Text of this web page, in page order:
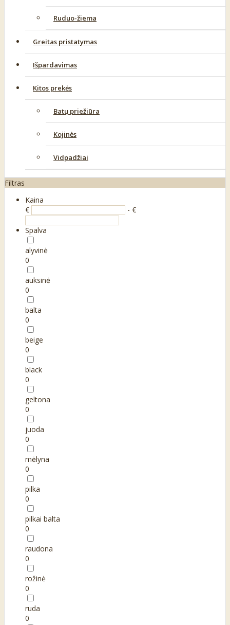
Ruduo-žiema
Greitas pristatymas
Išpardavimas
Kitos prekės
Batų priežiūra
Kojinės
Vidpadžiai
Filtras
Kaina
€
- €
Spalva
alyvinė
0
auksinė
0
balta
0
beige
0
black
0
geltona
0
juoda
0
mėlyna
0
pilka
0
pilkai balta
0
raudona
0
rožinė
0
ruda
0